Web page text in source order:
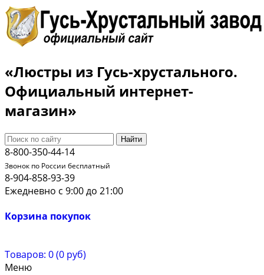
«Люстры из Гусь-хрустального.
Официальный интернет-
магазин»
Найти
8-800-350-44-14
Звонок по России бесплатный
8-904-858-93-39
Ежедневно с 9:00 до 21:00
Корзина покупок
Товаров: 0 (0 руб)
Меню